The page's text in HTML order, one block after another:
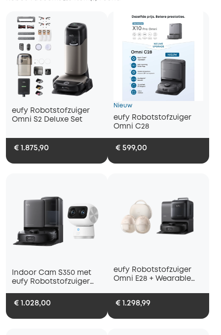
eufy Robotstofzuiger
Omni S2 Deluxe Set
€ 1.875,90
Nieuw
eufy Robotstofzuiger
Omni C28
€ 599,00
Indoor Cam S350 met
eufy Robotstofzuiger
€ 1.028,00
eufy Robotstofzuiger
Omni E28 + Wearable
€ 1.298,99